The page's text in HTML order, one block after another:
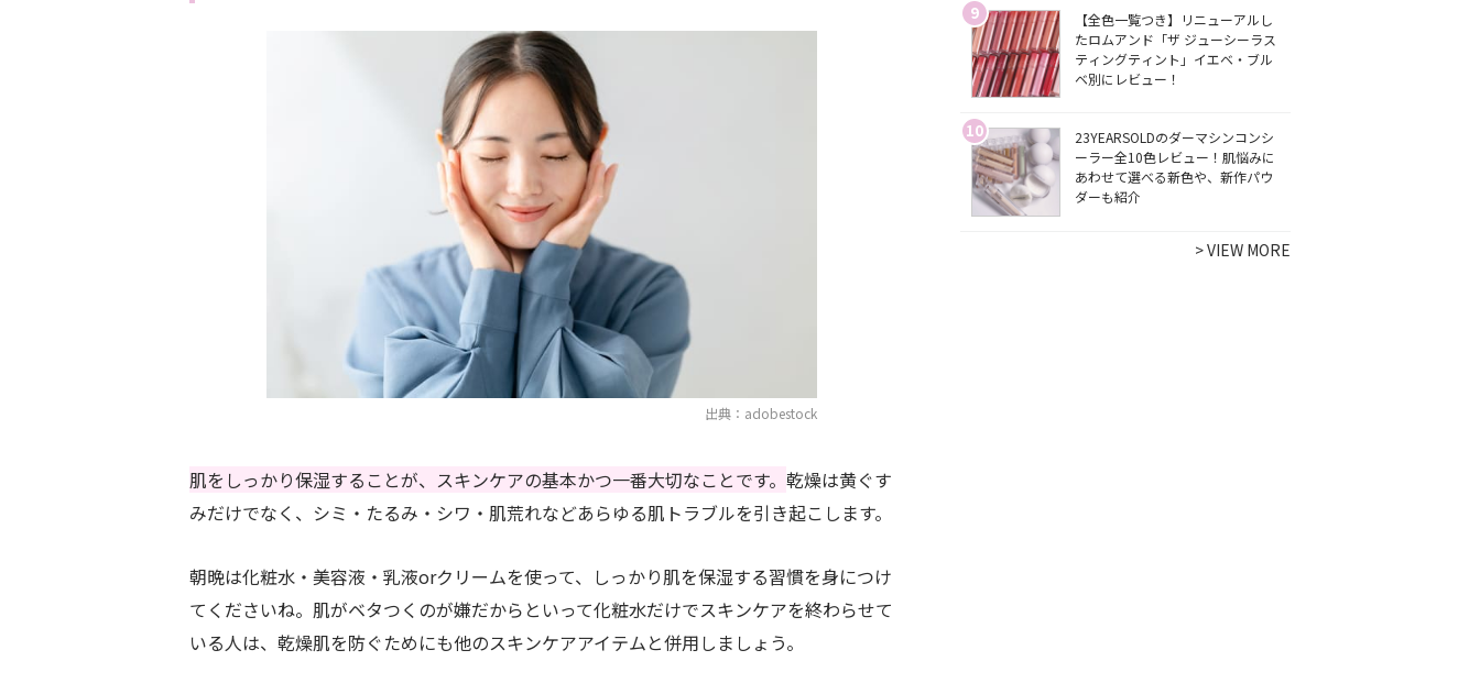
出典：adobestock
肌をしっかり保湿することが、スキンケアの基本かつ一番大切なことです。 乾燥は黄ぐす
みだけでなく、シミ・たるみ・シワ・肌荒れなどあらゆる肌トラブルを引き起こします。
朝晩は化粧水・美容液・乳液orクリームを使って、しっかり肌を保湿する習慣を身につけ
てくださいね。肌がベタつくのが嫌だからといって化粧水だけでスキンケアを終わらせて
いる人は、乾燥肌を防ぐためにも他のスキンケアアイテムと併用しましょう。
9
【全色一覧つき】リニューアルし
たロムアンド「ザ ジューシーラス
ティングティント」イエベ・ブル
ベ別にレビュー！
10
23YEARSOLDのダーマシンコンシ
ーラー全10色レビュー！肌悩みに
あわせて選べる新色や、新作パウ
ダーも紹介
>VIEW MORE